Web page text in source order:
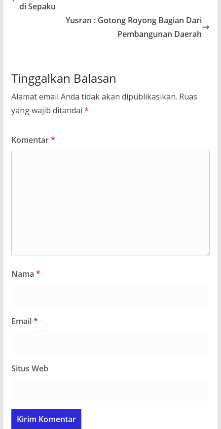
di Sepaku
Yusran : Gotong Royong Bagian Dari
Pembangunan Daerah
Tinggalkan Balasan
Alamat email Anda tidak akan dipublikasikan. Ruas
yang wajib ditandai *
Komentar*
Nama *
Email*
Situs Web